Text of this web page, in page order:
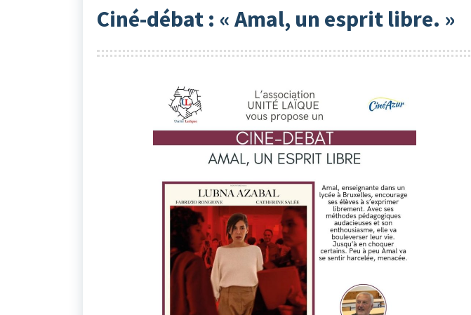
Ciné-débat : « Amal, un esprit libre. »